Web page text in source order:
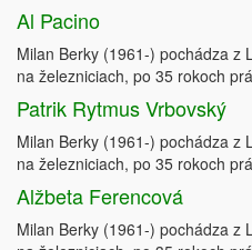
Al Pacino
Milan Berky (1961-) pochádza z
na železniciach, po 35 rokoch
Patrik Rytmus Vrbovský
Milan Berky (1961-) pochádza z
na železniciach, po 35 rokoch
Alžbeta Ferencová
Milan Berky (1961-) pochádza z